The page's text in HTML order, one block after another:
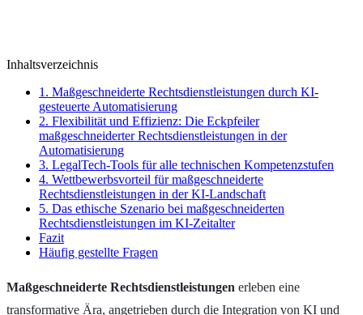
Inhaltsverzeichnis
1. Maßgeschneiderte Rechtsdienstleistungen durch KI-
gesteuerte Automatisierung
2. Flexibilität und Effizienz: Die Eckpfeiler
maßgeschneiderter Rechtsdienstleistungen in der
Automatisierung
3. LegalTech-Tools für alle technischen Kompetenzstufen
4. Wettbewerbsvorteil für maßgeschneiderte
Rechtsdienstleistungen in der KI-Landschaft
5. Das ethische Szenario bei maßgeschneiderten
Rechtsdienstleistungen im KI-Zeitalter
Fazit
Häufig gestellte Fragen
Maßgeschneiderte Rechtsdienstleistungen erleben eine
transformative Ära, angetrieben durch die Integration von KI und